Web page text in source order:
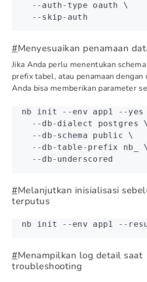
  --auth-type
oauth \
  --skip-auth
#Menyesuaikan penamaan
Jika Anda perlu menentukan
prefix tabel, atau penamaan dengan
Anda bisa memberikan parameter
nb init --env app1 --yes
  --db-dialect
postgres
\
  --db-schema
public \
  --db-table-prefix
nb_
\
  --db-underscored
#Melanjutkan inisialisasi
terputus
nb init --env app1 --
#Menampilkan log detail saat
troubleshooting